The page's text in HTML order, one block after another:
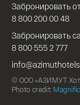
Забронировать
8 800 200 00 48
Забронировать
8 800 555 2 777
© ООО «АЗИМУТ
Photo credit: Magnific